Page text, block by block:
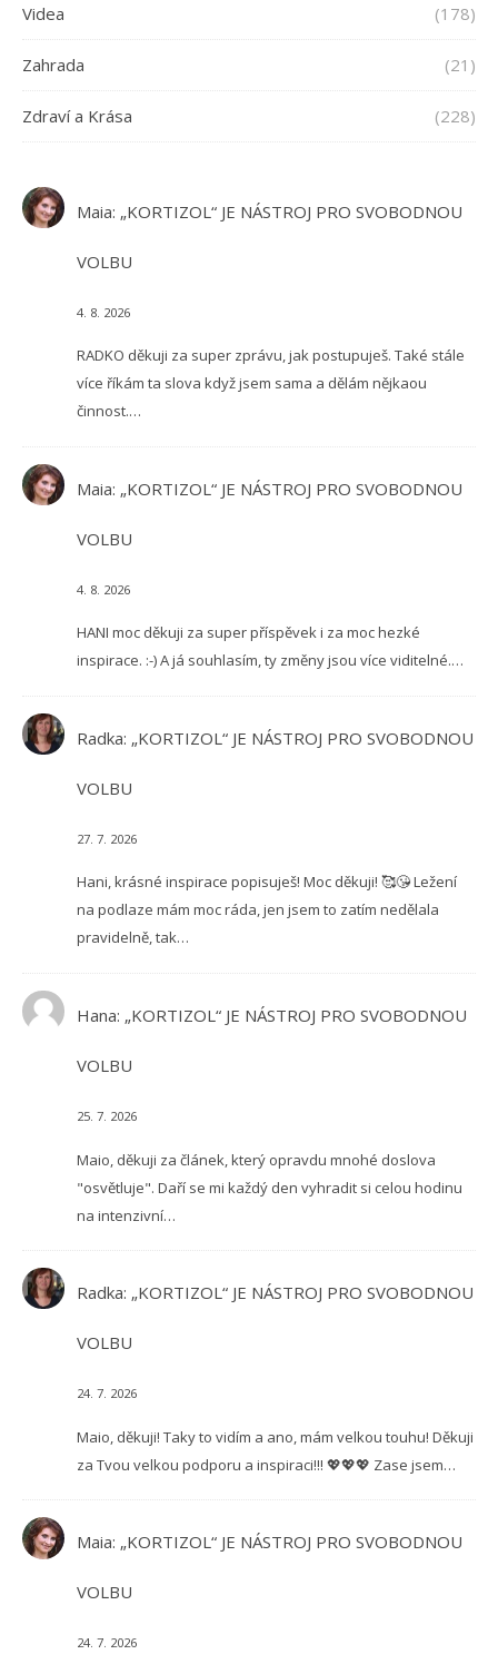
Videa (178)
Zahrada (21)
Zdraví a Krása (228)
Maia: „KORTIZOL“ JE NÁSTROJ PRO SVOBODNOU
VOLBU
4. 8. 2026
RADKO děkuji za super zprávu, jak postupuješ. Také stále
více říkám ta slova když jsem sama a dělám nějkaou
činnost.…
Maia: „KORTIZOL“ JE NÁSTROJ PRO SVOBODNOU
VOLBU
4. 8. 2026
HANI moc děkuji za super příspěvek i za moc hezké
inspirace. :-) A já souhlasím, ty změny jsou více viditelné.…
Radka: „KORTIZOL“ JE NÁSTROJ PRO SVOBODNOU
VOLBU
27. 7. 2026
Hani, krásné inspirace popisuješ! Moc děkuji! 🥰😘 Ležení
na podlaze mám moc ráda, jen jsem to zatím nedělala
pravidelně, tak…
Hana: „KORTIZOL“ JE NÁSTROJ PRO SVOBODNOU
VOLBU
25. 7. 2026
Maio, děkuji za článek, který opravdu mnohé doslova
"osvětluje". Daří se mi každý den vyhradit si celou hodinu
na intenzivní…
Radka: „KORTIZOL“ JE NÁSTROJ PRO SVOBODNOU
VOLBU
24. 7. 2026
Maio, děkuji! Taky to vidím a ano, mám velkou touhu! Děkuji
za Tvou velkou podporu a inspiraci!!! 💖💖💖 Zase jsem…
Maia: „KORTIZOL“ JE NÁSTROJ PRO SVOBODNOU
VOLBU
24. 7. 2026